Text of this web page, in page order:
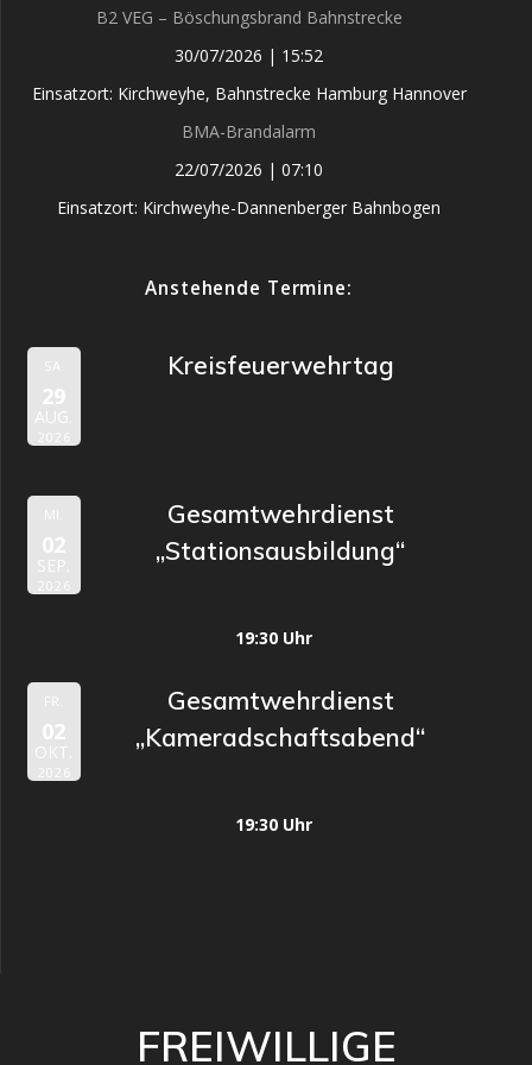
B2 VEG – Böschungsbrand Bahnstrecke
30/07/2026 | 15:52
Einsatzort: Kirchweyhe, Bahnstrecke Hamburg Hannover
BMA-Brandalarm
22/07/2026 | 07:10
Einsatzort: Kirchweyhe-Dannenberger Bahnbogen
Anstehende Termine:
SA.
29
AUG.
2026
Kreisfeuerwehrtag
MI.
02
SEP.
2026
Gesamtwehrdienst
„Stationsausbildung“
19:30 Uhr
FR.
02
OKT.
2026
Gesamtwehrdienst
„Kameradschaftsabend“
19:30 Uhr
FREIWILLIGE